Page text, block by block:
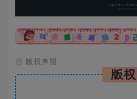
广告
© 版权声明
版